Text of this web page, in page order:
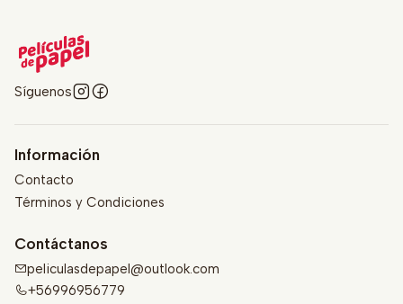
Síguenos
Información
Contacto
Términos y Condiciones
Contáctanos
peliculasdepapel@outlook.com
+56996956779